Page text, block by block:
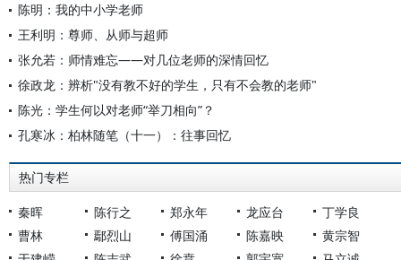
陈明：我的中小学老师
王利明：尊师、从师与超师
张允若：师情难忘——对几位老师的深情回忆
徐政龙：辨析"没有教不好的学生，只有不会教的老师"
陈光：学生何以对老师“举刀相向”？
孔寒冰：柏林随笔（十一）：往事回忆
热门专栏
秦晖 陈行之 郑永年 龙应台
丁学良
曹林
鄢烈山 傅国涌 陈嘉映
黄宗智